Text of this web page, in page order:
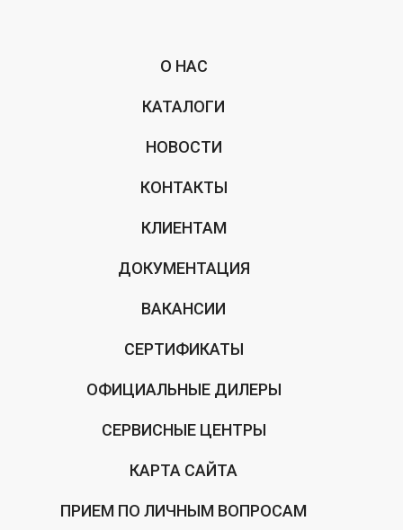
О НАС
КАТАЛОГИ
НОВОСТИ
КОНТАКТЫ
КЛИЕНТАМ
ДОКУМЕНТАЦИЯ
ВАКАНСИИ
СЕРТИФИКАТЫ
ОФИЦИАЛЬНЫЕ ДИЛЕРЫ
СЕРВИСНЫЕ ЦЕНТРЫ
КАРТА САЙТА
ПРИЕМ ПО ЛИЧНЫМ ВОПРОСАМ